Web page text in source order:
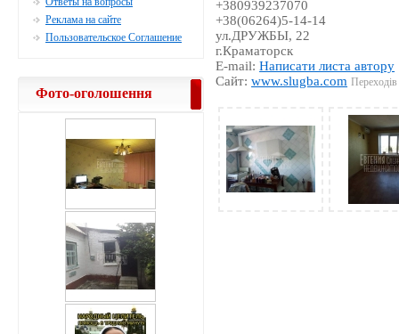
+380939237070
+38(06264)5-14-14
ул.ДРУЖБЫ, 22
г.Краматорск
E-mail:Написати листа автору
Сайт:www.slugba.com
Реклама на сайте
Пользовательское Соглашение
Фото-оголошення